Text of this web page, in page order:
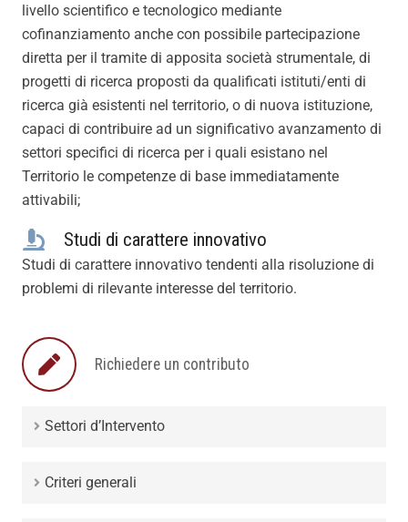
livello scientifico e tecnologico mediante
cofinanziamento anche con possibile partecipazione
diretta per il tramite di apposita società strumentale, di
progetti di ricerca proposti da qualificati istituti/enti di
ricerca già esistenti nel territorio, o di nuova istituzione,
capaci di contribuire ad un significativo avanzamento di
settori specifici di ricerca per i quali esistano nel
Territorio le competenze di base immediatamente
attivabili;
Studi di carattere innovativo
Studi di carattere innovativo tendenti alla risoluzione di
problemi di rilevante interesse del territorio.
Richiedere un contributo
Settori d’Intervento
Criteri generali